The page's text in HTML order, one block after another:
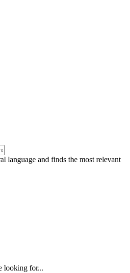
language and finds the most relevant
looking for...